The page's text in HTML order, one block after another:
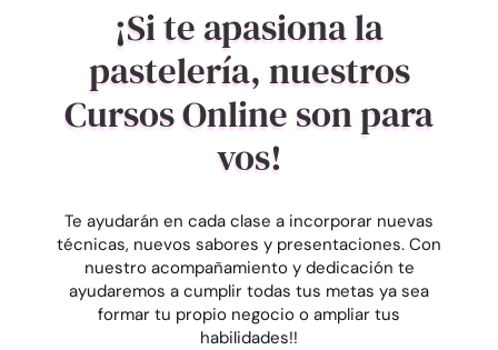
¡Si te apasiona la
pastelería, nuestros
Cursos Online son para
vos!
Te ayudarán en cada clase a incorporar nuevas
técnicas, nuevos sabores y presentaciones. Con
nuestro acompañamiento y dedicación te
ayudaremos a cumplir todas tus metas ya sea
formar tu propio negocio o ampliar tus
habilidades!!